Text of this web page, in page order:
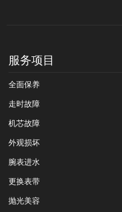
服务项目
全面保养
走时故障
机芯故障
外观损坏
腕表进水
更换表带
抛光美容